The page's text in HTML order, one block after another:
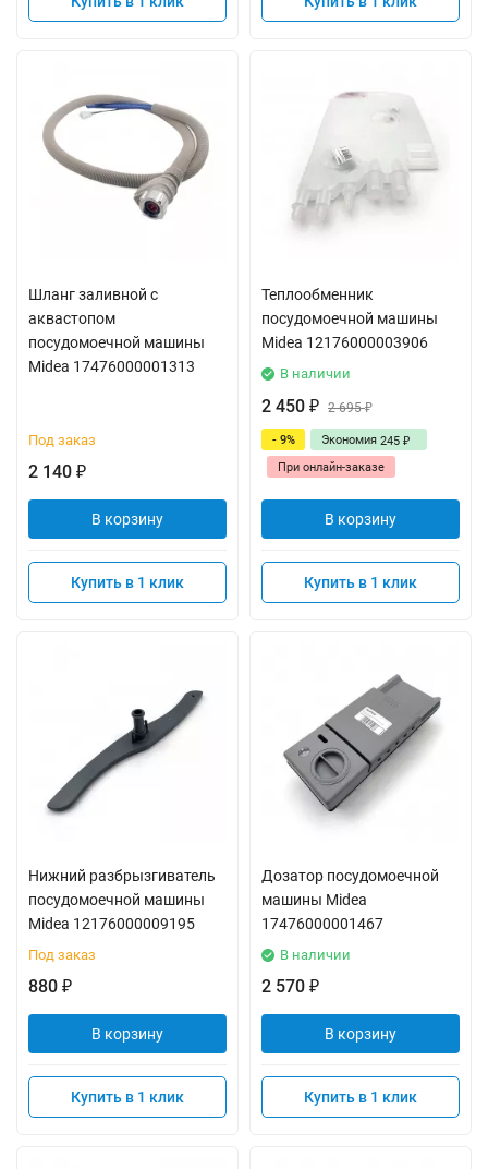
Шланг заливной с
аквастопом
посудомоечной машины
Midea 17476000001313
Под заказ
2 140 ₽
В корзину
Купить в 1 клик
Теплообменник
посудомоечной машины
Midea 12176000003906
В наличии
2 450 ₽ 2 695₽
- 9% Экономия 245 ₽
При онлайн-заказе
В корзину
Купить в 1 клик
Нижний разбрызгиватель
посудомоечной машины
Midea 12176000009195
Под заказ
880 ₽
В корзину
Купить в 1 клик
Дозатор посудомоечной
машины Midea
17476000001467
В наличии
2 570 ₽
В корзину
Купить в 1 клик